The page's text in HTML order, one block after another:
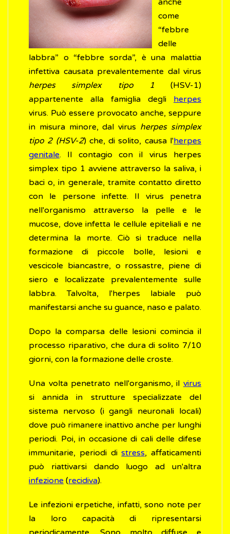
anche
come
“febbre
delle
labbra” o “febbre sorda”, è una malattia
infettiva causata prevalentemente dal virus
herpes simplex tipo 1 (HSV-1)
appartenente alla famiglia degli herpes
virus. Può essere provocato anche, seppure
in misura minore, dal virus herpes simplex
tipo 2 (HSV-2) che, di solito, causa l'herpes
genitale. Il contagio con il virus herpes
simplex tipo 1 avviene attraverso la saliva, i
baci o, in generale, tramite contatto diretto
con le persone infette. Il virus penetra
nell'organismo attraverso la pelle e le
mucose, dove infetta le cellule epiteliali e ne
determina la morte. Ciò si traduce nella
formazione di piccole bolle, lesioni e
vescicole biancastre, o rossastre, piene di
siero e localizzate prevalentemente sulle
labbra. Talvolta, l'herpes labiale può
manifestarsi anche su guance, naso e palato.
Dopo la comparsa delle lesioni comincia il
processo riparativo, che dura di solito 7/10
giorni, con la formazione delle croste.
Una volta penetrato nell'organismo, il virus
si annida in strutture specializzate del
sistema nervoso (i gangli neuronali locali)
dove può rimanere inattivo anche per lunghi
periodi. Poi, in occasione di cali delle difese
immunitarie, periodi distress, affaticamenti
può riattivarsi dando luogo ad un'altra
infezione (recidiva).
Le infezioni erpetiche, infatti, sono note per
la loro capacità di ripresentarsi